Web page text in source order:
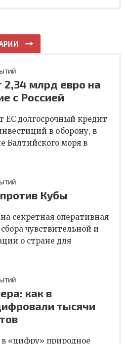
2,34 млрд евро на
с Россией
ЕС долгосрочный кредит
в оборону, в
Балтийского моря в
Кубы
секретная оперативная
чувствительной и
о стране для
как в
тысячи
в «цифру» природное